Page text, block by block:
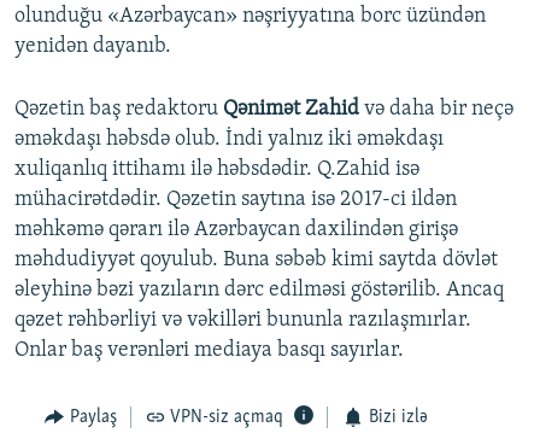
olunduğu «Azərbaycan» nəşriyyatına borc üzündən
yenidən dayanıb.
Qəzetin baş redaktoru Qənimət Zahid və daha bir neçə
əməkdaşı həbsdə olub. İndi yalnız iki əməkdaşı
xuliqanlıq ittihamı ilə həbsdədir. Q.Zahid isə
mühacirətdədir. Qəzetin saytına isə 2017-ci ildən
məhkəmə qərarı ilə Azərbaycan daxilindən girişə
məhdudiyyət qoyulub. Buna səbəb kimi saytda dövlət
əleyhinə bəzi yazıların dərc edilməsi göstərilib. Ancaq
qəzet rəhbərliyi və vəkilləri bununla razılaşmırlar.
Onlar baş verənləri mediaya basqı sayırlar.
Paylaş VPN-siz açmaq Bizi izlə